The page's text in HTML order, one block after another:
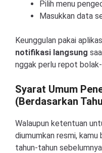
Pilih menu
Masukkan data
Keunggulan pakai
notifikasi langsung
nggak perlu repot
Syarat Umum
(Berdasarkan
Walaupun ketentuan
diumumkan resmi,
tahun-tahun